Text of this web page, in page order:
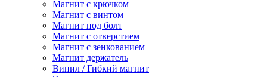
Магнит с крючком
Магнит с винтом
Магнит под болт
Магнит с отверстием
Магнит с зенкованием
Магнит держатель
Винил / Гибкий магнит